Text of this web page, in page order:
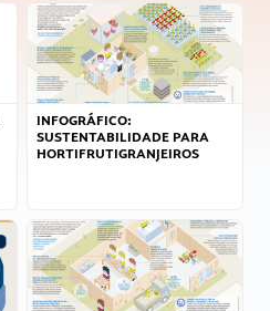
INFOGRÁFICO:
SUSTENTABILIDADE PARA
HORTIFRUTIGRANJEIROS